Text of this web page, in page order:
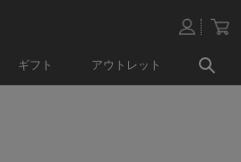
ギフト アウトレット